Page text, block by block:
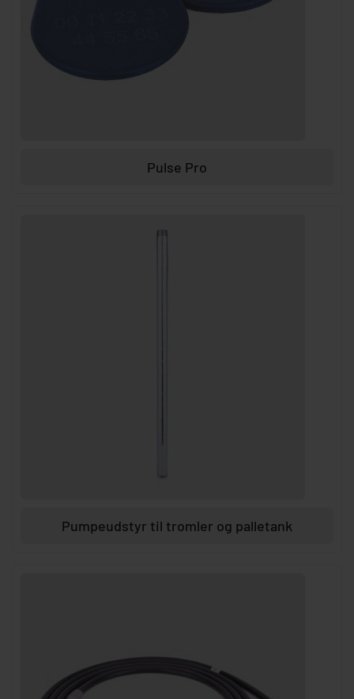
Pulse Pro
Pumpeudstyr til tromler og palletank